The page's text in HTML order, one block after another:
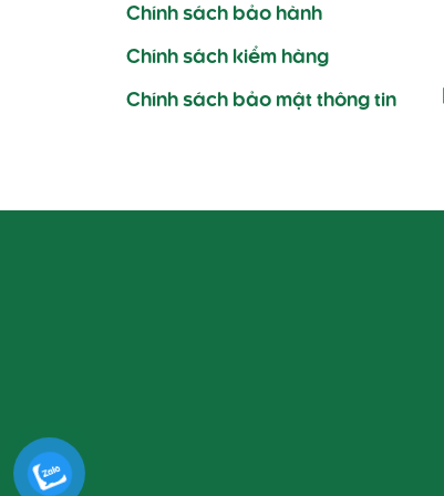
Chính sách bảo hành
Chính sách kiểm hàng
Chính sách bảo mật thông tin